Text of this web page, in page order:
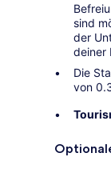
sind
der
deiner
Die
von